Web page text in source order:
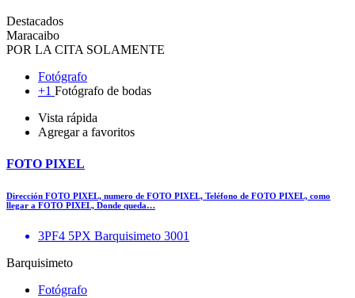
Destacados
Maracaibo
POR LA CITA SOLAMENTE
Fotógrafo
+1 Fotógrafo de bodas
Vista rápida
Agregar a favoritos
FOTO PIXEL
Dirección FOTO PIXEL, numero de FOTO PIXEL, Teléfono de FOTO PIXEL, como
llegar a FOTO PIXEL, Donde queda…
3PF4 5PX Barquisimeto 3001
Barquisimeto
Fotógrafo